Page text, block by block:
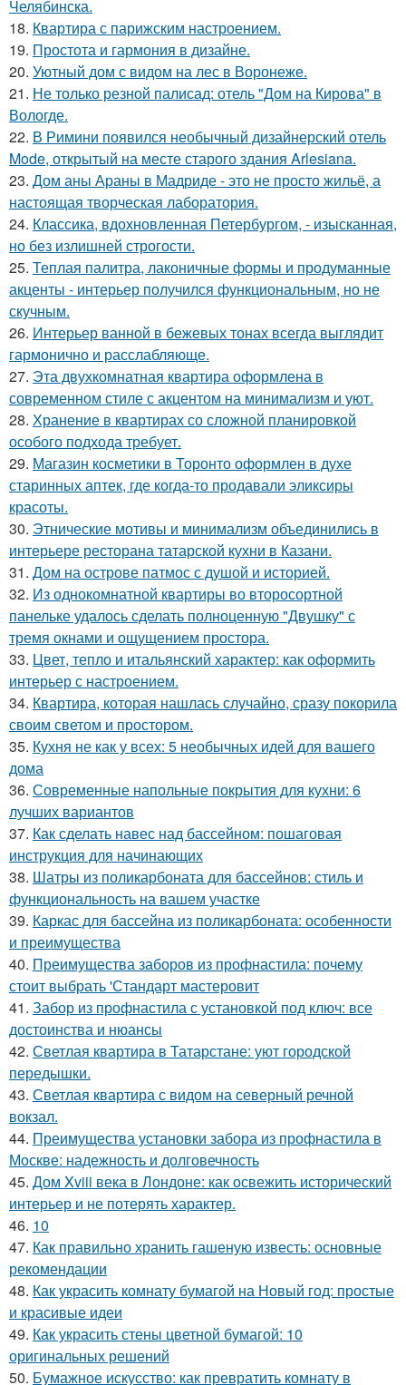
Челябинска.
18. Квартира с парижским настроением.
19. Простота и гармония в дизайне.
20. Уютный дом с видом на лес в Воронеже.
21. Не только резной палисад: отель "Дом на Кирова" в
Вологде.
22. В Римини появился необычный дизайнерский отель
Mode, открытый на месте старого здания Arlesiana.
23. Дом аны Араны в Мадриде - это не просто жильё, а
настоящая творческая лаборатория.
24. Классика, вдохновленная Петербургом, - изысканная,
но без излишней строгости.
25. Теплая палитра, лаконичные формы и продуманные
акценты - интерьер получился функциональным, но не
скучным.
26. Интерьер ванной в бежевых тонах всегда выглядит
гармонично и расслабляюще.
27. Эта двухкомнатная квартира оформлена в
современном стиле с акцентом на минимализм и уют.
28. Хранение в квартирах со сложной планировкой
особого подхода требует.
29. Магазин косметики в Торонто оформлен в духе
старинных аптек, где когда-то продавали эликсиры
красоты.
30. Этнические мотивы и минимализм объединились в
интерьере ресторана татарской кухни в Казани.
31. Дом на острове патмос с душой и историей.
32. Из однокомнатной квартиры во второсортной
панельке удалось сделать полноценную "Двушку" с
тремя окнами и ощущением простора.
33. Цвет, тепло и итальянский характер: как оформить
интерьер с настроением.
34. Квартира, которая нашлась случайно, сразу покорила
своим светом и простором.
35. Кухня не как у всех: 5 необычных идей для вашего
дома
36. Современные напольные покрытия для кухни: 6
лучших вариантов
37. Как сделать навес над бассейном: пошаговая
инструкция для начинающих
38. Шатры из поликарбоната для бассейнов: стиль и
функциональность на вашем участке
39. Каркас для бассейна из поликарбоната: особенности
и преимущества
40. Преимущества заборов из профнастила: почему
стоит выбрать 'Стандарт мастеровит
41. Забор из профнастила с установкой под ключ: все
достоинства и нюансы
42. Светлая квартира в Татарстане: уют городской
передышки.
43. Светлая квартира с видом на северный речной
вокзал.
44. Преимущества установки забора из профнастила в
Москве: надежность и долговечность
45. Дом Xviii века в Лондоне: как освежить исторический
интерьер и не потерять характер.
46. 10
47. Как правильно хранить гашеную известь: основные
рекомендации
48. Как украсить комнату бумагой на Новый год: простые
и красивые идеи
49. Как украсить стены цветной бумагой: 10
оригинальных решений
50. Бумажное искусство: как превратить комнату в